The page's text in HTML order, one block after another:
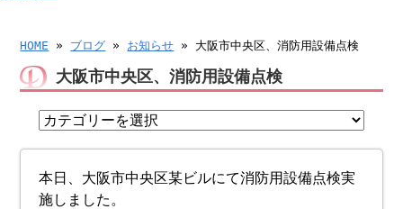
HOME » ブログ » お知らせ » 大阪市中央区、消防用設備点検
大阪市中央区、消防用設備点検
本日、大阪市中央区某ビルにて消防用設備点検実
施しました。